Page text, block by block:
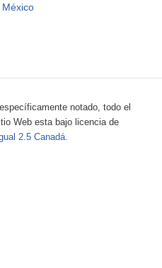
notado, todo el
Web esta bajo licencia de
2.5 Canadá.